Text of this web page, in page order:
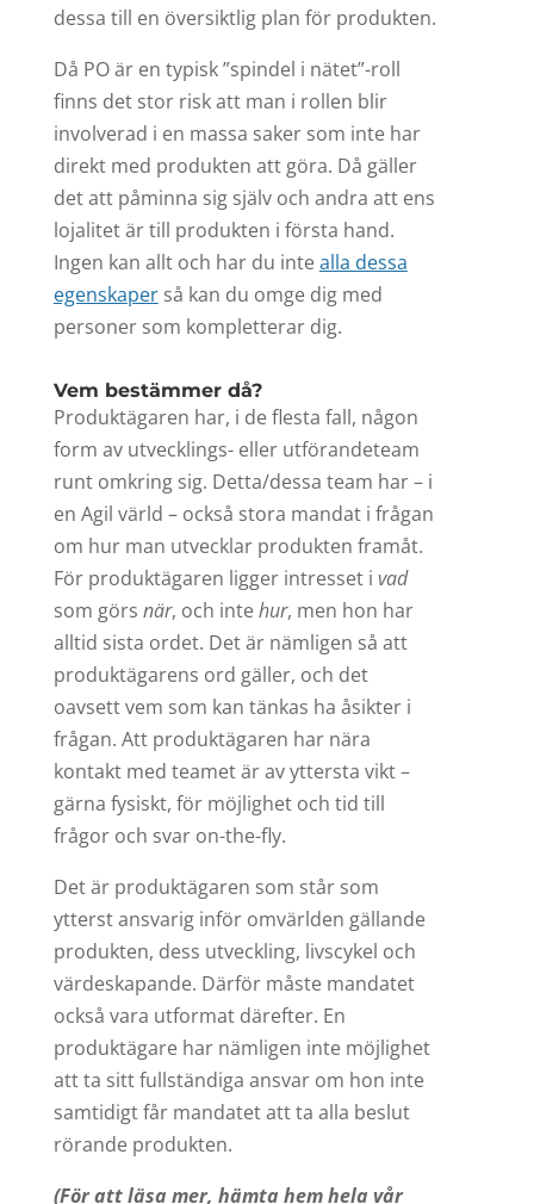
dessa till en översiktlig plan för produkten.
Då PO är en typisk ”spindel i nätet”-roll
finns det stor risk att man i rollen blir
involverad i en massa saker som inte har
direkt med produkten att göra. Då gäller
det att påminna sig själv och andra att ens
lojalitet är till produkten i första hand.
Ingen kan allt och har du intealla dessa
egenskaperså kan du omge dig med
personer som kompletterar dig.
Vem bestämmer då?
Produktägaren har, i de flesta fall, någon
form av utvecklings- eller utförandeteam
runt omkring sig. Detta/dessa team har – i
en Agil värld – också stora mandat i frågan
om hur man utvecklar produkten framåt.
För produktägaren ligger intresset i vad
som görs när, och intehur, men hon har
alltid sista ordet. Det är nämligen så att
produktägarens ord gäller, och det
oavsett vem som kan tänkas ha åsikter i
frågan. Att produktägaren har nära
kontakt med teamet är av yttersta vikt –
gärna fysiskt, för möjlighet och tid till
frågor och svar on-the-fly.
Det är produktägaren som står som
ytterst ansvarig inför omvärlden gällande
produkten, dess utveckling, livscykel och
värdeskapande. Därför måste mandatet
också vara utformat därefter. En
produktägare har nämligen inte möjlighet
att ta sitt fullständiga ansvar om hon inte
samtidigt får mandatet att ta alla beslut
rörande produkten.
(För att läsa mer, hämta hem hela vår